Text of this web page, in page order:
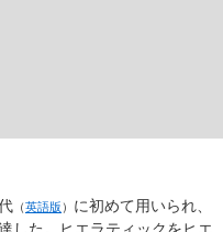
（英語版 ） に初めて用いられ、
した。ヒエラティックをヒエ